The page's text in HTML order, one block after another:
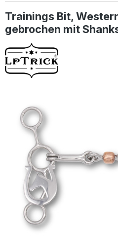
Trainings Bit,
gebrochen mit